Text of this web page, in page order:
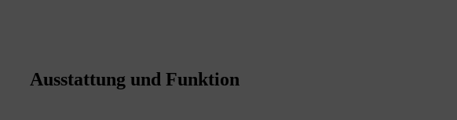
Ausstattung und Funktion